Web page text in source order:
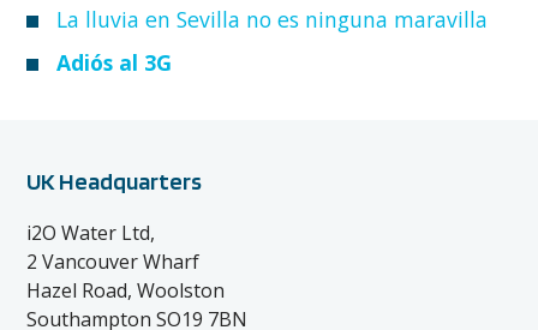
La lluvia en Sevilla no es ninguna maravilla
Adiós al 3G
UK Headquarters
i2O Water Ltd,
2 Vancouver Wharf
Hazel Road, Woolston
Southampton SO19 7BN